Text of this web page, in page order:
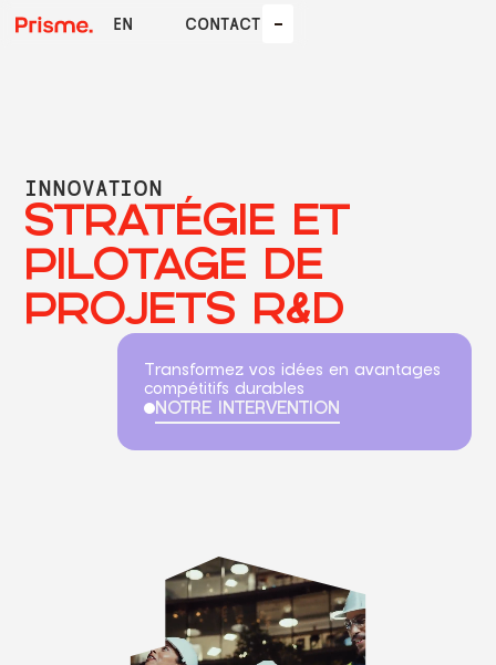
Fractional
COO
Gestion de
projets
complexes
Innovation
Circulaire
Manifeste Genèse
EN CONTACT
INNOVATION
STRATÉGIE ET
PILOTAGE DE
PROJETS R&D
Transformez vos idées en avantages
compétitifs durables
NOTRE INTERVENTION